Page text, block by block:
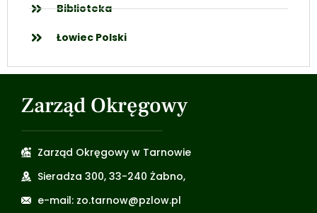
Biblioteka
Łowiec Polski
Zarząd Okręgowy
Zarząd Okręgowy w Tarnowie
Sieradza 300, 33-240 Żabno,
e-mail: zo.tarnow@pzlow.pl